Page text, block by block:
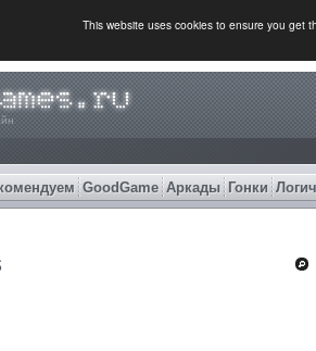
This website uses cookies to ensure you get
GoodGame Аркады Гонки